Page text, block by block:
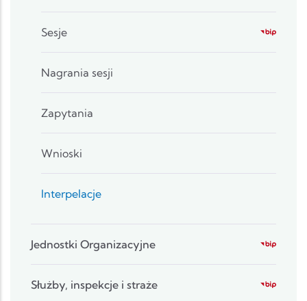
Sesje
Nagrania sesji
Zapytania
Wnioski
Interpelacje
Jednostki Organizacyjne
Służby, inspekcje i straże